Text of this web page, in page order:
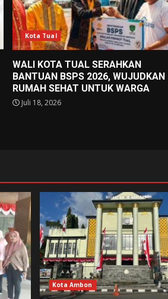
Kota Tual
WALI KOTA TUAL SERAHKAN
BANTUAN BSPS 2026, WUJUDKAN
RUMAH SEHAT UNTUK WARGA
Juli 18, 2026
Kota Ambon